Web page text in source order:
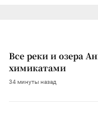
Все реки и озера
химикатами
34 минуты назад